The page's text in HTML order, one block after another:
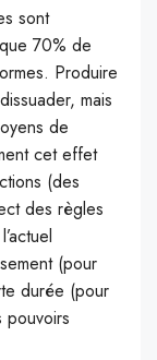
sont
70% de
Produire
mais
de
cet effet
(des
des règles
(pour
durée (pour
pouvoirs